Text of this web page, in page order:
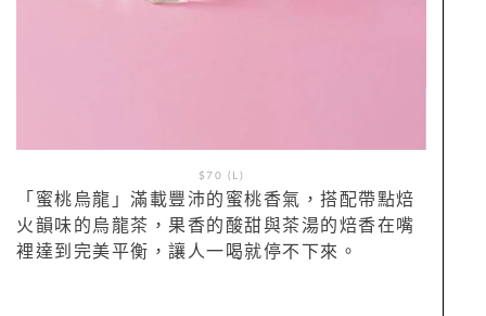
$70 (L)
「蜜桃烏龍」滿載豐沛的蜜桃香氣，搭配帶點焙
火韻味的烏龍茶，果香的酸甜與茶湯的焙香在嘴
裡達到完美平衡，讓人一喝就停不下來。